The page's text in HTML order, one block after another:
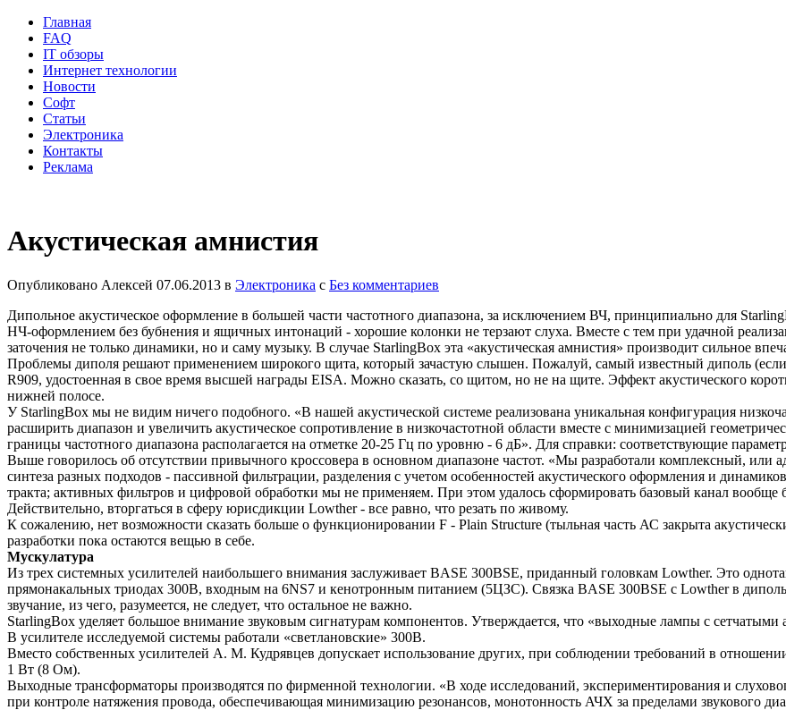
Главная
FAQ
IT обзоры
Интернет технологии
Новости
Софт
Статьи
Электроника
Контакты
Реклама
Акустическая амнистия
Опубликовано Алексей 07.06.2013 в Электроника с Без комментариев
Дипольное акустическое оформление в большей части частотного диапазона, за исключением ВЧ, принципиально для
НЧ-оформлением без бубнения и ящичных интонаций - хорошие колонки не терзают слуха. Вместе с тем при удачной
заточения не только динамики, но и саму музыку. В случае StarlingBox эта «акустическая амнистия» производит сильное
Проблемы диполя решают применением широкого щита, который зачастую слышен. Пожалуй, самый известный диполь (если
R909, удостоенная в свое время высшей награды EISA. Можно сказать, со щитом, но не на щите. Эффект акустического
нижней полосе.
У StarlingBox мы не видим ничего подобного. «В нашей акустической системе реализована уникальная конфигурация
расширить диапазон и увеличить акустическое сопротивление в низкочастотной области вместе с минимизацией
границы частотного диапазона располагается на отметке 20-25 Гц по уровню - 6 дБ». Для справки: соответствующие
Выше говорилось об отсутствии привычного кроссовера в основном диапазоне частот. «Мы разработали комплексный, или
синтеза разных подходов - пассивной фильтрации, разделения с учетом особенностей акустического оформления и
тракта; активных фильтров и цифровой обработки мы не применяем. При этом удалось сформировать базовый канал вообще
Действительно, вторгаться в сферу юрисдикции Lowther - все равно, что резать по живому.
К сожалению, нет возможности сказать больше о функционировании F - Plain Structure (тыльная часть АС закрыта
разработки пока остаются вещью в себе.
Мускулатура
Из трех системных усилителей наибольшего внимания заслуживает BASE 300BSE, приданный головкам Lowther. Это
прямонакальных триодах 300В, входным на 6NS7 и кенотронным питанием (5ЦЗС). Связка BASE 300BSE с Lowther в
звучание, из чего, разумеется, не следует, что остальное не важно.
StarlingBox уделяет большое внимание звуковым сигнатурам компонентов. Утверждается, что «выходные лампы с
В усилителе исследуемой системы работали «светлановские» 300В.
Вместо собственных усилителей А. М. Кудрявцев допускает использование других, при соблюдении требований в
1 Вт (8 Ом).
Выходные трансформаторы производятся по фирменной технологии. «В ходе исследований, экспериментирования и
при контроле натяжения провода, обеспечивающая минимизацию резонансов, монотонность АЧХ за пределами звукового